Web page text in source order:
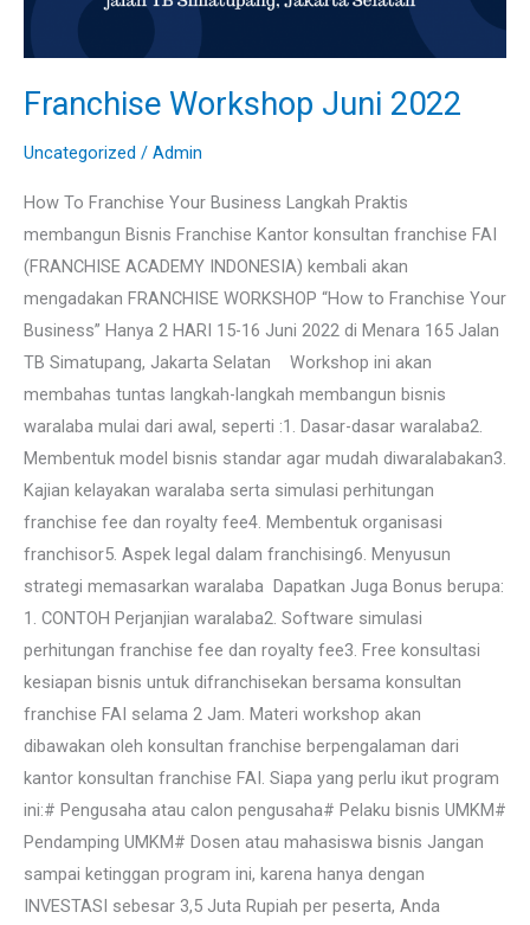
Franchise Workshop Juni 2022
Uncategorized / Admin
How To Franchise Your Business Langkah Praktis
membangun Bisnis Franchise Kantor konsultan franchise FAI
(FRANCHISE ACADEMY INDONESIA) kembali akan
mengadakan FRANCHISE WORKSHOP “How to Franchise Your
Business” Hanya 2 HARI 15-16 Juni 2022 di Menara 165 Jalan
TB Simatupang, Jakarta Selatan ­ ­Workshop ini akan
membahas tuntas langkah-langkah membangun bisnis
waralaba mulai dari awal, seperti :1. Dasar-dasar waralaba2.
Membentuk model bisnis standar agar mudah diwaralabakan3.
Kajian kelayakan waralaba serta simulasi perhitungan
franchise fee dan royalty fee4. Membentuk organisasi
franchisor5. Aspek legal dalam franchising6. Menyusun
strategi memasarkan waralaba Dapatkan Juga Bonus berupa:
1. CONTOH Perjanjian waralaba2. Software simulasi
perhitungan franchise fee dan royalty fee3. Free konsultasi
kesiapan bisnis untuk difranchisekan bersama konsultan
franchise FAI selama 2 Jam.­ Materi workshop akan
dibawakan oleh konsultan franchise berpengalaman dari
kantor konsultan franchise FAI.­ ­Siapa yang perlu ikut program
ini:# Pengusaha atau calon pengusaha# Pelaku bisnis UMKM#
Pendamping UMKM# Dosen atau mahasiswa bisnis­ ­Jangan
sampai ketinggan program ini, karena hanya dengan
INVESTASI sebesar 3,5 Juta Rupiah per peserta, Anda